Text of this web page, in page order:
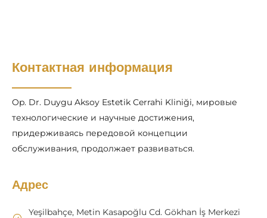
Контактная информация
Op. Dr. Duygu Aksoy Estetik Cerrahi Kliniği, мировые
технологические и научные достижения,
придерживаясь передовой концепции
обслуживания, продолжает развиваться.
Адрес
Yeşilbahçe, Metin Kasapoğlu Cd. Gökhan İş Merkezi